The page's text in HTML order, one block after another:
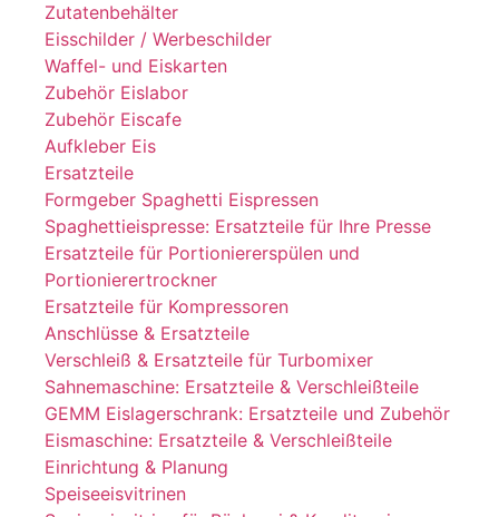
Zutatenbehälter
Eisschilder / Werbeschilder
Waffel- und Eiskarten
Zubehör Eislabor
Zubehör Eiscafe
Aufkleber Eis
Ersatzteile
Formgeber Spaghetti Eispressen
Spaghettieispresse: Ersatzteile für Ihre Presse
Ersatzteile für Portioniererspülen und
Portionierertrockner
Ersatzteile für Kompressoren
Anschlüsse & Ersatzteile
Verschleiß & Ersatzteile für Turbomixer
Sahnemaschine: Ersatzteile & Verschleißteile
GEMM Eislagerschrank: Ersatzteile und Zubehör
Eismaschine: Ersatzteile & Verschleißteile
Einrichtung & Planung
Speiseeisvitrinen